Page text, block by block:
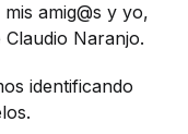
amig@s y yo,
Claudio Naranjo.
identificando